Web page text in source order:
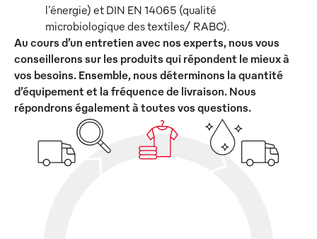
l'énergie) et DIN EN 14065 (qualité
microbiologique des textiles/ RABC).
Au cours d’un entretien avec nos experts, nous vous
conseillerons sur les produits qui répondent le mieux à
vos besoins. Ensemble, nous déterminons la quantité
d’équipement et la fréquence de livraison. Nous
répondrons également à toutes vos questions.